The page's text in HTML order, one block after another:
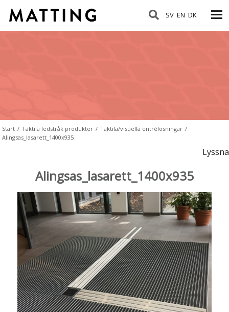
SV EN DK
Start / Taktila ledstråk produkter / Taktila/visuella entrélösningar /
Alingsas_lasarett_1400x935
Lyssna
Alingsas_lasarett_1400x935